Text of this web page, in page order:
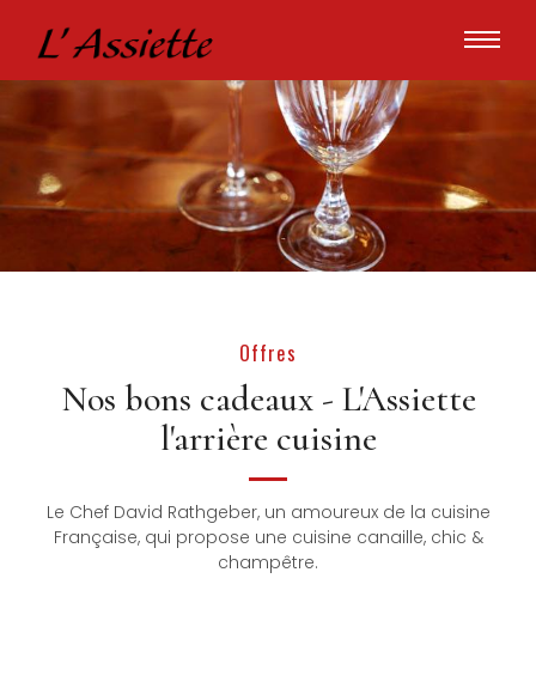
Offres
Nos bons cadeaux - L'Assiette
l'arrière cuisine
Le Chef David Rathgeber, un amoureux de la cuisine
Française, qui propose une cuisine canaille, chic &
champêtre.